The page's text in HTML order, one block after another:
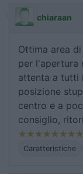
chiaraan
Ottima area
per l'apertura
attenta a tutti
posizione
centro e a
consiglio,
Caratteristiche